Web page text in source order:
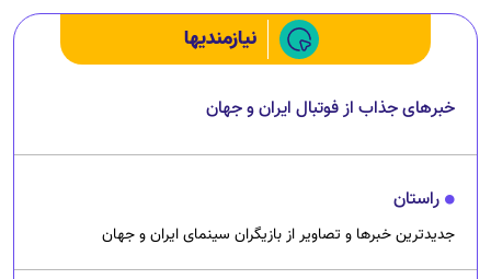
نیازمندیها
خبرهای جذاب از فوتبال ایران و جهان
راستان
جدیدترین خبرها و تصاویر از بازیگران سینمای ایران و جهان